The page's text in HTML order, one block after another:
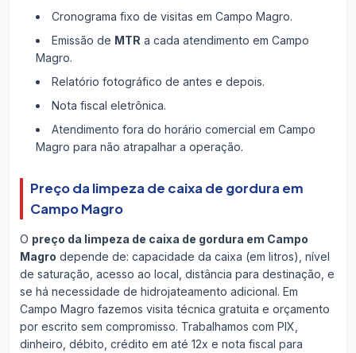
Cronograma fixo de visitas em Campo Magro.
Emissão de MTR a cada atendimento em Campo
Magro.
Relatório fotográfico de antes e depois.
Nota fiscal eletrônica.
Atendimento fora do horário comercial em Campo
Magro para não atrapalhar a operação.
Preço da limpeza de caixa de gordura em
Campo Magro
O preço da limpeza de caixa de gordura em Campo
Magro depende de: capacidade da caixa (em litros), nível
de saturação, acesso ao local, distância para destinação, e
se há necessidade de hidrojateamento adicional. Em
Campo Magro fazemos visita técnica gratuita e orçamento
por escrito sem compromisso. Trabalhamos com PIX,
dinheiro, débito, crédito em até 12x e nota fiscal para